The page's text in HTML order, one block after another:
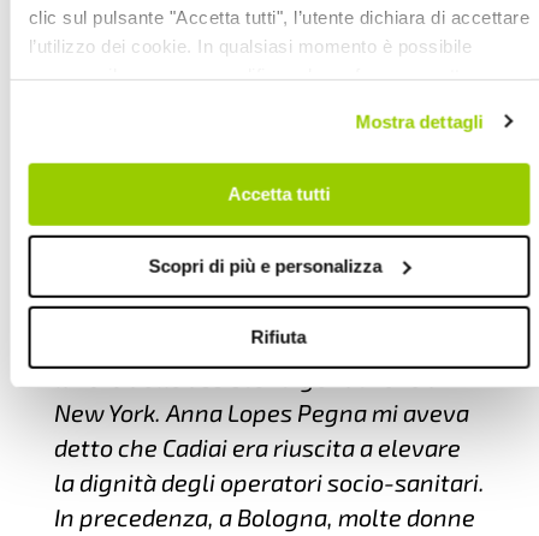
clic sul pulsante "Accetta tutti", l’utente dichiara di accettare
l’utilizzo dei cookie. In qualsiasi momento è possibile
su "Scopri di più e personalizza". Chiudendo questa
informativa con l’apposito tasto in alto a destra continui
Mostra dettagli
Accetta tutti
Scopri di più e personalizza
Rifiuta
Rosengarten. Lucille non parlava
italiano, ma il marito faceva da
interprete.Parlò con tantissime socie,
per meglio comprendere gli aspetti
organizzativi e operativi di Cadiai. Vi
avrebbe dedicato un intero capitolo
del suo libro sopraccitato.
Fra le altre cose, scrisse: «Una delle
mie principali preoccupazioni era il
basso status e le pessime condizioni di
lavoro delle assistenti geriatriche a
New York. Anna Lopes Pegna mi aveva
detto che Cadiai era riuscita a elevare
la dignità degli operatori socio-sanitari.
In precedenza, a Bologna, molte donne